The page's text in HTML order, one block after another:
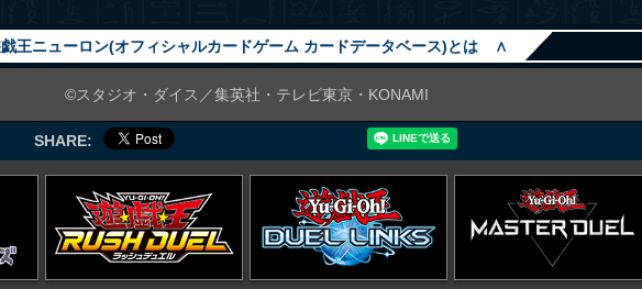
王ニューロン(オフィシャルカードゲーム カードデータベース)とは ∧
©スタジオ・ダイス／集英社・テレビ東京・KONAMI
SHARE: